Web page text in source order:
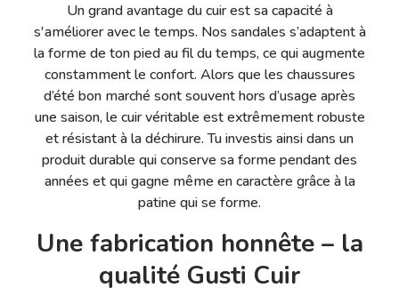
Un grand avantage du cuir est sa capacité à
s'améliorer avec le temps. Nos sandales s’adaptent à
la forme de ton pied au fil du temps, ce qui augmente
constamment le confort. Alors que les chaussures
d’été bon marché sont souvent hors d’usage après
une saison, le cuir véritable est extrêmement robuste
et résistant à la déchirure. Tu investis ainsi dans un
produit durable qui conserve sa forme pendant des
années et qui gagne même en caractère grâce à la
patine qui se forme.
Une fabrication honnête – la
qualité Gusti Cuir